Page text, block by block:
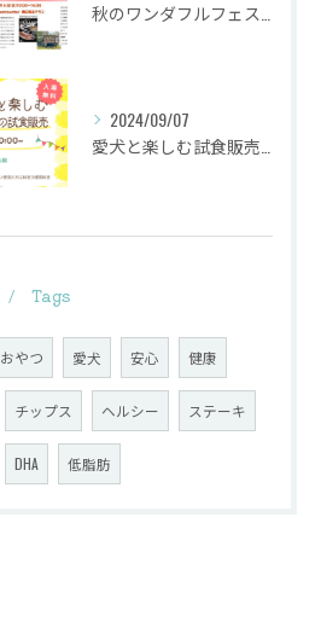
2024/09/07
Tags
おやつ 愛犬 安心 健康
チップス ヘルシー ステーキ
DHA 低脂肪